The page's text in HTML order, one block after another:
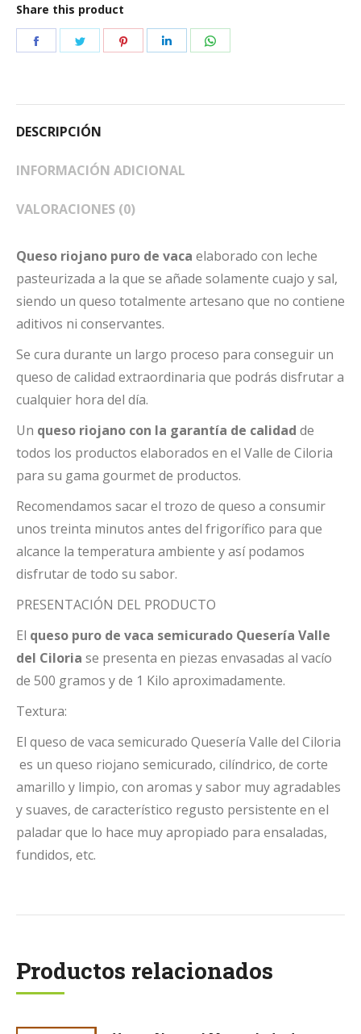
Share this product
Share
Share
Share
Share
DESCRIPCIÓN
INFORMACIÓN ADICIONAL
VALORACIONES (0)
Queso riojano puro de vaca elaborado con leche
pasteurizada a la que se añade solamente cuajo y sal,
siendo un queso totalmente artesano que no contiene
aditivos ni conservantes.
Se cura durante un largo proceso para conseguir un
queso de calidad extraordinaria que podrás disfrutar a
cualquier hora del día.
Un queso riojano con la garantía de calidad de
todos los productos elaborados en el Valle de Ciloria
para su gama gourmet de productos.
Recomendamos sacar el trozo de queso a consumir
unos treinta minutos antes del frigorífico para que
alcance la temperatura ambiente y así podamos
disfrutar de todo su sabor.
PRESENTACIÓN DEL PRODUCTO
El queso puro de vaca semicurado Quesería Valle
del Ciloria se presenta en piezas envasadas al vacío
de 500 gramos y de 1 Kilo aproximadamente.
Textura:
El queso de vaca semicurado Quesería Valle del Ciloria
es un queso riojano semicurado, cilíndrico, de corte
amarillo y limpio, con aromas y sabor muy agradables
y suaves, de característico regusto persistente en el
paladar que lo hace muy apropiado para ensaladas,
fundidos, etc.
Productos relacionados